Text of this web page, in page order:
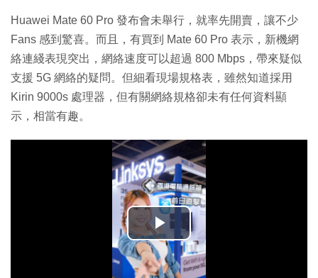
Huawei Mate 60 Pro 發布會未舉行，就率先開賣，讓不少
Fans 感到驚喜。而且，有買到 Mate 60 Pro 表示，新機網
絡連綫表現突出，網絡速度可以超過 800 Mbps，帶來疑似
支援 5G 網絡的疑問。但細看現場規格表，雖然知道採用
Kirin 9000s 處理器，但有關網絡規格卻未有任何資料顯
示，相當有趣。
播
放